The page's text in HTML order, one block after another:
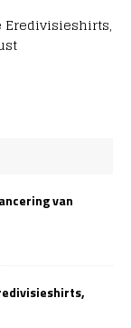
Eredivisieshirts,
van